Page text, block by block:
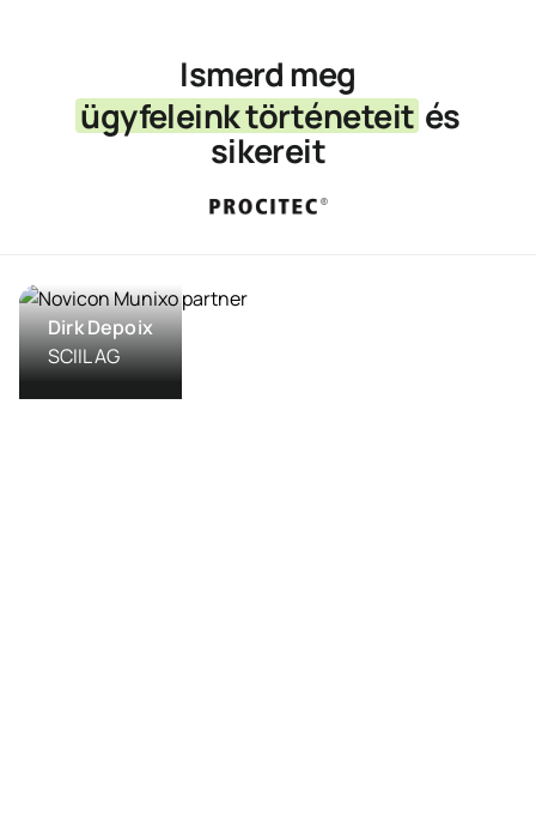
Ismerd meg
ügyfeleink történeteit és
sikereit
Dirk Depoix
SCIIL AG